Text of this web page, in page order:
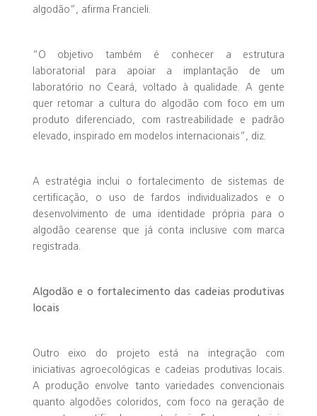
algodão”, afirma Francieli.
“O objetivo também é conhecer a estrutura
laboratorial para apoiar a implantação de um
laboratório no Ceará, voltado à qualidade. A gente
quer retomar a cultura do algodão com foco em um
produto diferenciado, com rastreabilidade e padrão
elevado, inspirado em modelos internacionais”, diz.
A estratégia inclui o fortalecimento de sistemas de
certificação, o uso de fardos individualizados e o
desenvolvimento de uma identidade própria para o
algodão cearense que já conta inclusive com marca
registrada.
Algodão e o fortalecimento das cadeias produtivas
locais
Outro eixo do projeto está na integração com
iniciativas agroecológicas e cadeias produtivas locais.
A produção envolve tanto variedades convencionais
quanto algodões coloridos, com foco na geração de